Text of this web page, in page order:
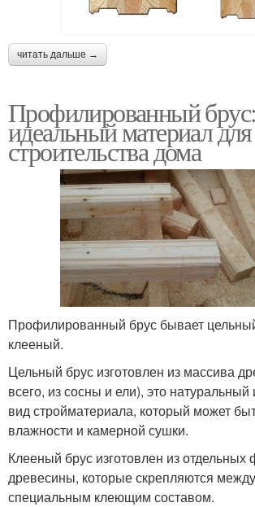
читать дальше →
Профилированный брус:
идеальный материал для
строительства дома
Профилированный брус бывает
клееный.
Цельный брус изготовлен из массива
всего, из сосны и ели), это натуральный
вид стройматериала, который может
влажности и камерной сушки.
Клееный брус изготовлен из отдельных
древесины, которые скрепляются
специальным клеющим составом.